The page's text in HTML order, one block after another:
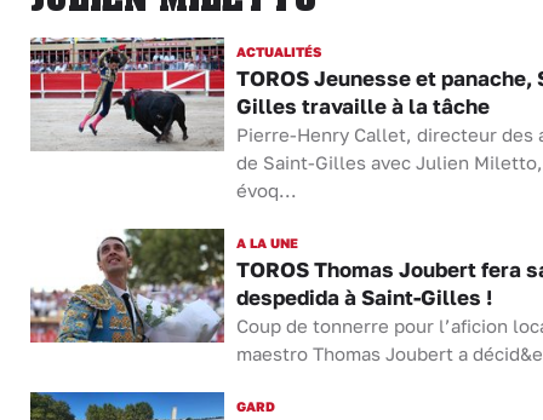
ACTUALITÉS
TOROS Jeunesse et panache,
Gilles travaille à la tâche
Pierre-Henry Callet, directeur des
de Saint-Gilles avec Julien Miletto,
évoq...
A LA UNE
TOROS Thomas Joubert fera
despedida à Saint-Gilles !
Coup de tonnerre pour l’aficion
maestro Thomas Joubert a
GARD